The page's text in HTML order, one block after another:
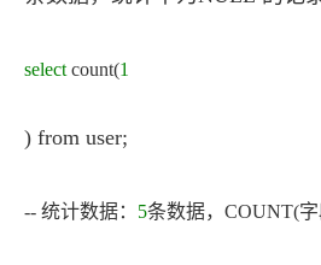
select count(1
) from user;
-- 统计数据： 5条数据，COUNT(